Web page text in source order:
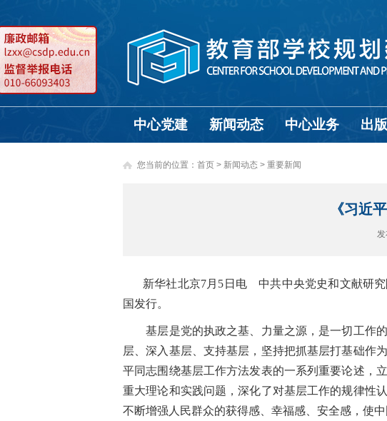
中心党建 新闻动态 中心业务 出
您当前的位置： 首页 > 新闻动态 > 重要新闻
《习近
新华社北京7月5日电 中共中央党史和文献研
国发行。
基层是党的执政之基、力量之源，是一切工作的
层、深入基层、支持基层，坚持把抓基层打基础作
平同志围绕基层工作方法发表的一系列重要论述，
重大理论和实践问题，深化了对基层工作的规律性
不断增强人民群众的获得感、幸福感、安全感，使